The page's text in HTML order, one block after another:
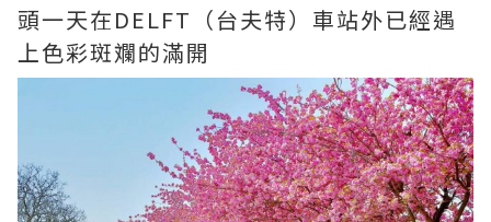
頭一天在DELFT（台夫特）車站外已經遇
上色彩斑斕的滿開